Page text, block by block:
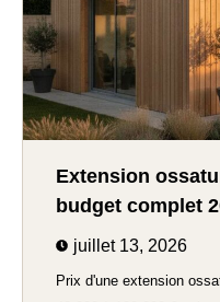
Extension
budget complet
juillet 13, 2026
Prix d'une extension